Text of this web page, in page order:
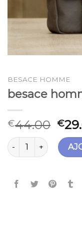
BESACE HOMME
besace
€44.00 €
quantité de besace